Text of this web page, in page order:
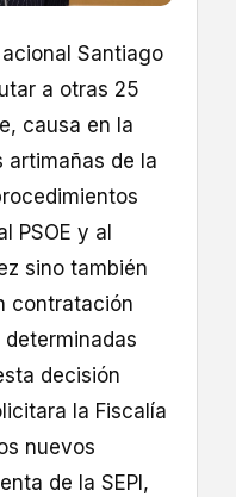
Santiago
a otras 25
causa en la
artimañas de la
PSOE y al
sino también
contratación
decisión
la Fiscalía
nuevos
de la SEPI,